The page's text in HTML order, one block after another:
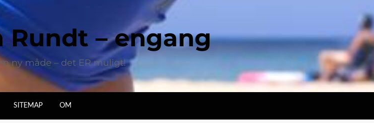
Rundt – engang
ny måde – det ER muligt!
SITEMAP OM